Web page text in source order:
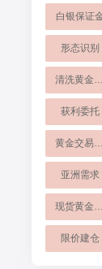
白银保证
形态识别
清洗黄金首饰
获利委托
黄金交易时间
亚洲需求
现货黄金交易
限价建仓